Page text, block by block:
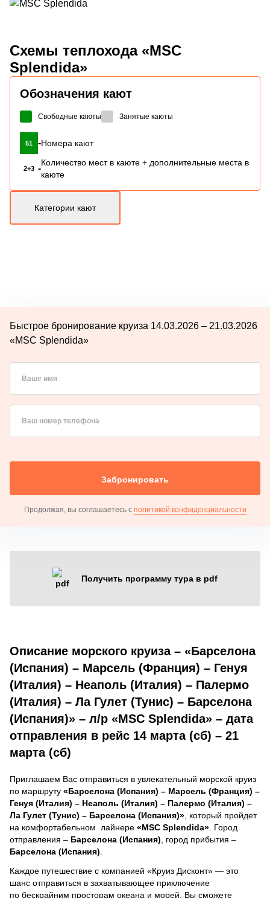
Схемы теплохода «MSC
Splendida»
Обозначения кают
Свободные каюты Занятые каюты
51 -Номера кают
2+3 -
Количество мест в каюте + дополнительные места в
каюте
Категории кают
Быстрое бронирование круиза 14.03.2026 – 21.03.2026
«MSC Splendida»
Ваше имя
Ваш номер телефона
Забронировать
Продолжая, вы соглашаетесь с политикой конфиденциальности
Получить программу тура в pdf
Описание морского круиза – «Барселона
(Испания) – Марсель (Франция) – Генуя
(Италия) – Неаполь (Италия) – Палермо
(Италия) – Ла Гулет (Тунис) – Барселона
(Испания)» – л/р «MSC Splendida» – дата
отправления в рейс 14 марта (сб) – 21
марта (сб)
Приглашаем Вас отправиться в увлекательный морской круиз
по маршруту «Барселона (Испания) – Марсель (Франция) –
Генуя (Италия) – Неаполь (Италия) – Палермо (Италия) –
Ла Гулет (Тунис) – Барселона (Испания)» , который пройдет
на комфортабельном лайнере «MSC Splendida» . Город
отправления – Барселона (Испания) , город прибытия –
Барселона (Испания)
Каждое путешествие с компанией «Круиз Дисконт» — это
шанс отправиться в захватывающее приключение
по бескрайним просторам океана и морей. Вы сможете